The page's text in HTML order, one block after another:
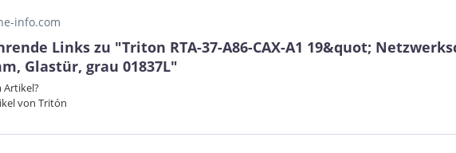
info.com
Links zu "Triton RTA-37-A86-CAX-A1 19&quot;
Glastür, grau 01837L"
Artikel?
von Tritón